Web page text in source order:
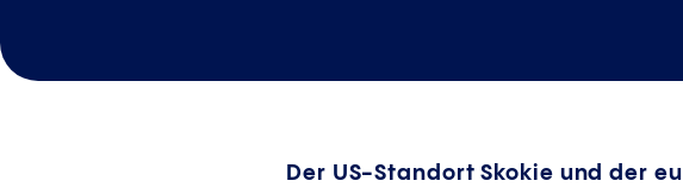
Der US-Standort Skokie und der